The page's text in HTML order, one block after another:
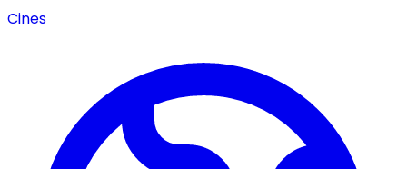
Cines